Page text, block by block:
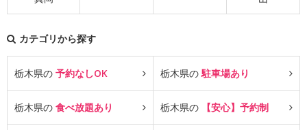
カテゴリから探す
栃木県の 予約なしOK 栃木県の駐車場あり
栃木県の 食べ放題あり 栃木県の 【安心】予約制